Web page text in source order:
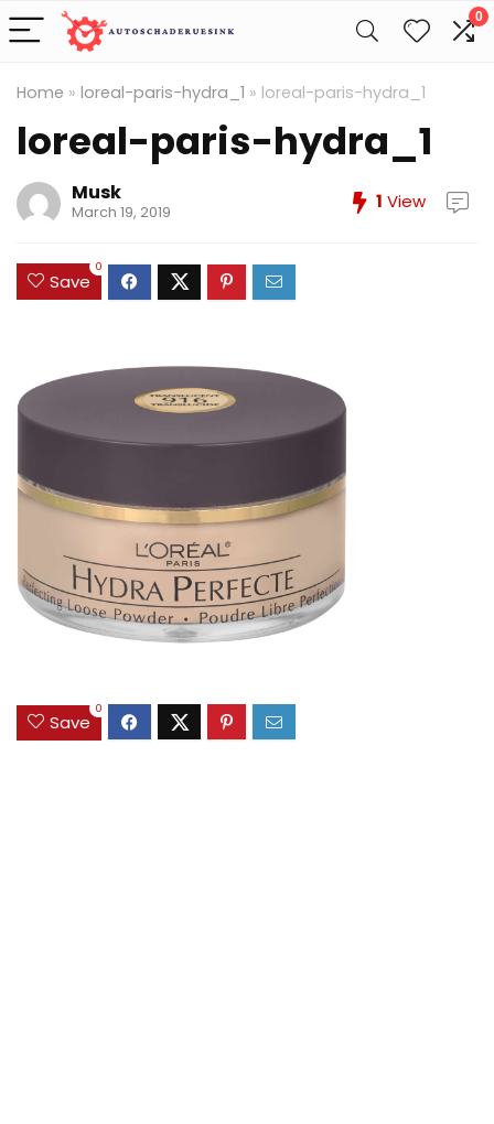
0
Home » loreal-paris-hydra_1 » loreal-paris-hydra_1
loreal-paris-hydra_1
Musk
March 19, 2019 1 View
Save
0
Save
0